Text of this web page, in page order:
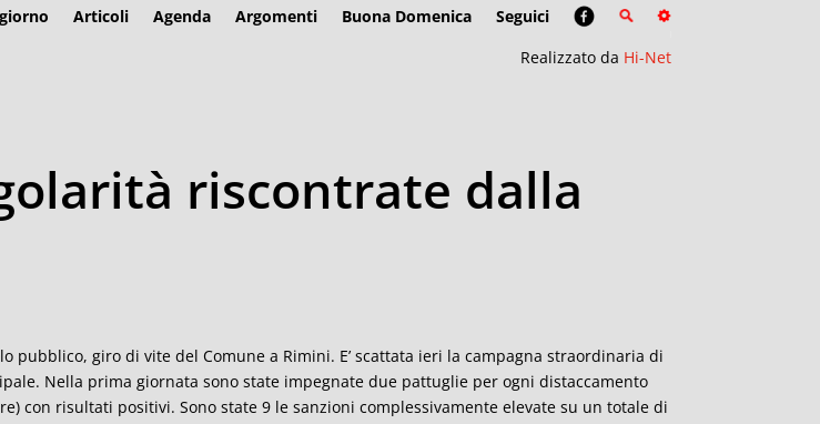
Articoli Agenda Argomenti Buona Domenica
Seguici
Realizzato da Hi-Net
riscontrate dalla
pubblico, giro di vite del Comune a Rimini. E’ scattata ieri la campagna straordinaria di
Nella prima giornata sono state impegnate due pattuglie per ogni distaccamento
con risultati positivi. Sono state 9 le sanzioni complessivamente elevate su un totale di